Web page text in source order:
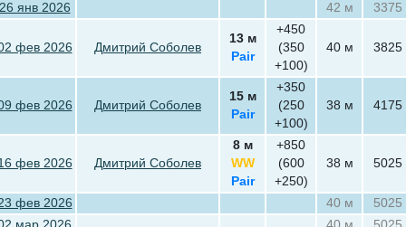
янв 2026
42 м 3375
фев 2026 Дмитрий Соболев
13 м
Pair
+450
(350
+100)
40 м 3825
фев 2026 Дмитрий Соболев
15 м
Pair
+350
(250
+100)
38 м 4175
фев 2026 Дмитрий Соболев
8 м
WW
Pair
+850
(600
+250)
38 м 5025
фев 2026 40 м
5025